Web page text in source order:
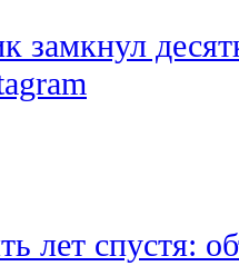
замкнул
лет спустя: